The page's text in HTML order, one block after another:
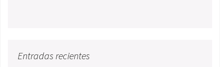
Entradas recientes